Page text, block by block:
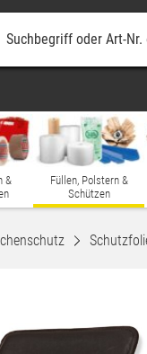
&
Füllen, Polstern &
Schützen